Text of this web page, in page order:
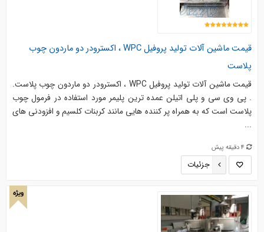
قیمت ماشین آلات تولید پروفیل WPC ، اکسترودر دو ماردون چوب
پلاست
قیمت ماشین آلات تولید پروفیل WPC ، اکسترودر دو ماردون چوب پلاست.
. پی وی سی و پلی اتیلن عمده ترین پلیمر مورد استفاده در فرمول چوب
پلاست است که به همراه پر کننده هایی مانند کربنات کلسیم و افزودنی های
...
4 دقیقه پیش
جزئیات
ویژه